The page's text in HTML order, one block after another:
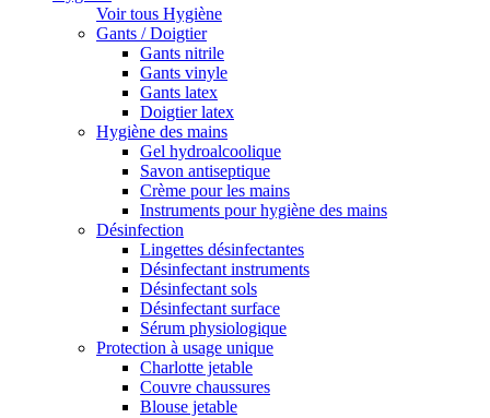
Voir tous Hygiène
Gants / Doigtier
Gants nitrile
Gants vinyle
Gants latex
Doigtier latex
Hygiène des mains
Gel hydroalcoolique
Savon antiseptique
Crème pour les mains
Instruments pour hygiène des mains
Désinfection
Lingettes désinfectantes
Désinfectant instruments
Désinfectant sols
Désinfectant surface
Sérum physiologique
Protection à usage unique
Charlotte jetable
Couvre chaussures
Blouse jetable